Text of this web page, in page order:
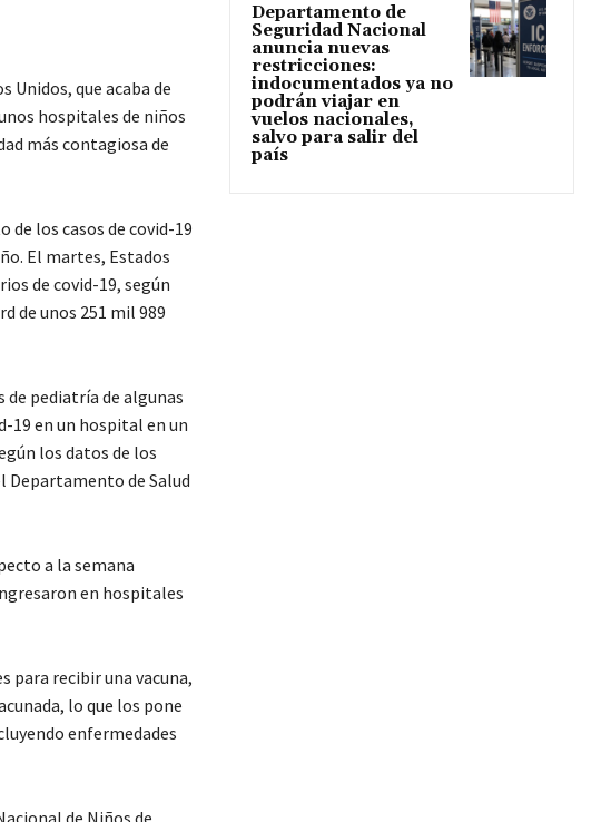
Unidos, que acaba de
hospitales de niños
más contagiosa de
de los casos de covid-19
El martes, Estados
de covid-19, según
de unos 251 mil 989
de pediatría de algunas
19 en un hospital en un
los datos de los
Departamento de Salud
a la semana
en hospitales
para recibir una vacuna,
lo que los pone
enfermedades
de Niños de
Departamento de
Seguridad Nacional
anuncia nuevas
restricciones:
indocumentados ya no
podrán viajar en
vuelos nacionales,
salvo para salir del
país